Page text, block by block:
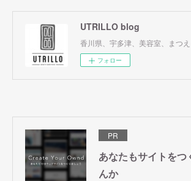
UTRILLO blog
香川県、宇多津、美容室、まつえ
フォロー
PR
あなたもサイトをつ
んか